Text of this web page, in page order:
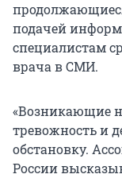
подачей
специалистам
врача в СМИ.
«Возникающие
тревожность и
обстановку.
России